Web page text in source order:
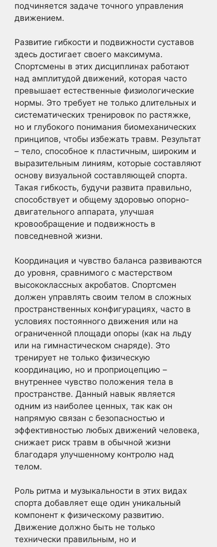
подчиняется задаче точного управления
движением.
Развитие гибкости и подвижности суставов
здесь достигает своего максимума.
Спортсмены в этих дисциплинах работают
над амплитудой движений, которая часто
превышает естественные физиологические
нормы. Это требует не только длительных и
систематических тренировок по растяжке,
но и глубокого понимания биомеханических
принципов, чтобы избежать травм. Результат
– тело, способное к пластичным, широким и
выразительным линиям, которые составляют
основу визуальной составляющей спорта.
Такая гибкость, будучи развита правильно,
способствует и общему здоровью опорно-
двигательного аппарата, улучшая
кровообращение и подвижность в
повседневной жизни.
Координация и чувство баланса развиваются
до уровня, сравнимого с мастерством
высококлассных акробатов. Спортсмен
должен управлять своим телом в сложных
пространственных конфигурациях, часто в
условиях постоянного движения или на
ограниченной площади опоры (как на льду
или на гимнастическом снаряде). Это
тренирует не только физическую
координацию, но и проприоцепцию –
внутреннее чувство положения тела в
пространстве. Данный навык является
одним из наиболее ценных, так как он
напрямую связан с безопасностью и
эффективностью любых движений человека,
снижает риск травм в обычной жизни
благодаря улучшенному контролю над
телом.
Роль ритма и музыкальности в этих видах
спорта добавляет еще один уникальный
компонент к физическому развитию.
Движение должно быть не только
технически правильным, но и